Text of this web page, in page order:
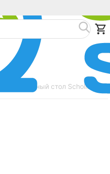
Теннисный стол Scholle
Найти